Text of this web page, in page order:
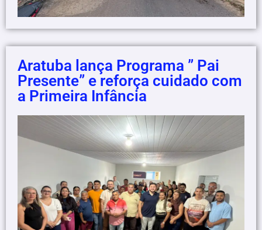
Aratuba lança Programa ” Pai
Presente” e reforça cuidado com
a Primeira Infância